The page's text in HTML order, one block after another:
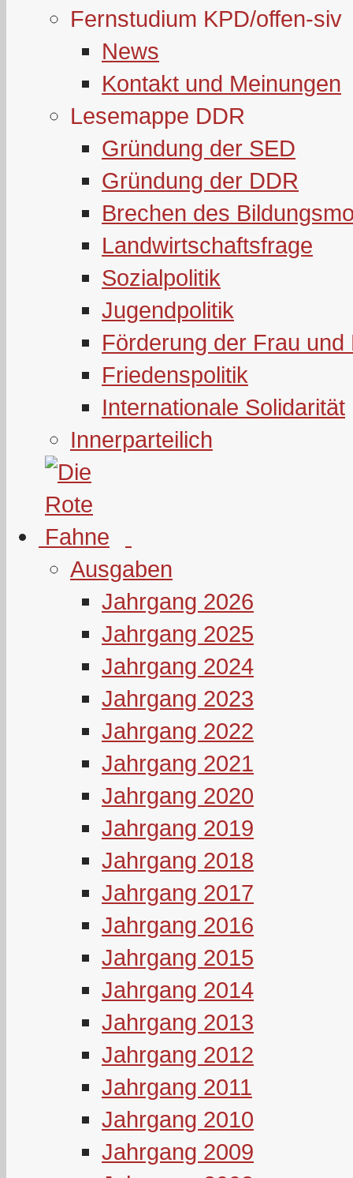
Fernstudium KPD/offen-siv
News
Kontakt und Meinungen
Lesemappe DDR
Gründung der SED
Gründung der DDR
Brechen des
Landwirtschaftsfrage
Sozialpolitik
Jugendpolitik
Förderung der Frau und
Friedenspolitik
Internationale Solidarität
Innerparteilich
Ausgaben
Jahrgang 2026
Jahrgang 2025
Jahrgang 2024
Jahrgang 2023
Jahrgang 2022
Jahrgang 2021
Jahrgang 2020
Jahrgang 2019
Jahrgang 2018
Jahrgang 2017
Jahrgang 2016
Jahrgang 2015
Jahrgang 2014
Jahrgang 2013
Jahrgang 2012
Jahrgang 2011
Jahrgang 2010
Jahrgang 2009